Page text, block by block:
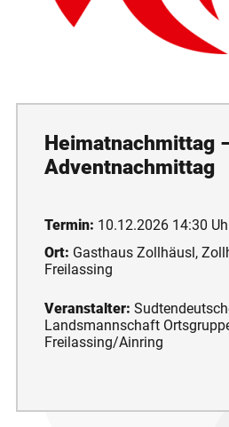
Heimatnachmittag
Adventnachmittag
Termin: 10.12.2026 14:30
Ort: Gasthaus Zollhäusl,
Freilassing
Veranstalter:
Landsmannschaft
Freilassing/Ainring